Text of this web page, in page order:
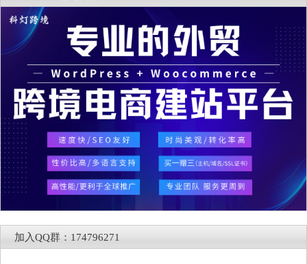
加入QQ群：174796271